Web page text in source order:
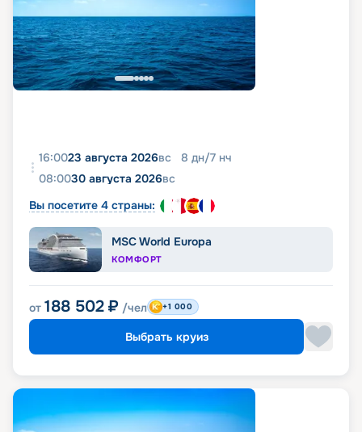
16:0023 августа 2026вс 8 дн/7 нч
08:0030 августа 2026вс
Вы посетите 4 страны:
MSC World Europa
КОМФОРТ
от 188 502 ₽ /чел +1 000
Выбрать круиз